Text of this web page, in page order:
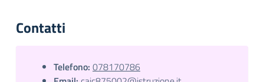
Contatti
Telefono: 078170786